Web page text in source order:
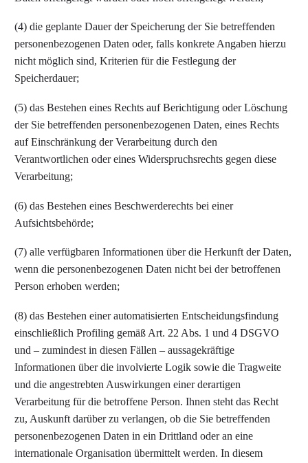
(4) die geplante Dauer der Speicherung der Sie betreffenden
personenbezogenen Daten oder, falls konkrete Angaben hierzu
nicht möglich sind, Kriterien für die Festlegung der
Speicherdauer;
(5) das Bestehen eines Rechts auf Berichtigung oder Löschung
der Sie betreffenden personenbezogenen Daten, eines Rechts
auf Einschränkung der Verarbeitung durch den
Verantwortlichen oder eines Widerspruchsrechts gegen diese
Verarbeitung;
(6) das Bestehen eines Beschwerderechts bei einer
Aufsichtsbehörde;
(7) alle verfügbaren Informationen über die Herkunft der Daten,
wenn die personenbezogenen Daten nicht bei der betroffenen
Person erhoben werden;
(8) das Bestehen einer automatisierten Entscheidungsfindung
einschließlich Profiling gemäß Art. 22 Abs. 1 und 4 DSGVO
und – zumindest in diesen Fällen – aussagekräftige
Informationen über die involvierte Logik sowie die Tragweite
und die angestrebten Auswirkungen einer derartigen
Verarbeitung für die betroffene Person. Ihnen steht das Recht
zu, Auskunft darüber zu verlangen, ob die Sie betreffenden
personenbezogenen Daten in ein Drittland oder an eine
internationale Organisation übermittelt werden. In diesem